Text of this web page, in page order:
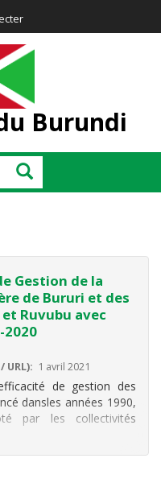
Burundi
Rechercher
Gestion de la
de Bururi et des
Ruvubu avec
2020
URL) 1 avril 2021
de gestion des
dansles années 1990,
par les collectivités